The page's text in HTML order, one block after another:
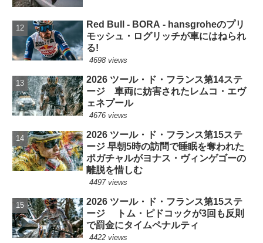
Red Bull - BORA - hansgroheのプリ
モッシュ・ログリッチが車にはねられ
る!
4698 views
2026 ツール・ド・フランス第14ステ
ージ 車両に妨害されたレムコ・エヴ
ェネプール
4676 views
2026 ツール・ド・フランス第15ステ
ージ 早朝5時の訪問で睡眠を奪われた
ポガチャルがヨナス・ヴィンゲゴーの
離脱を惜しむ
4497 views
2026 ツール・ド・フランス第15ステ
ージ トム・ピドコックが3回も反則
で罰金にタイムペナルティ
4422 views